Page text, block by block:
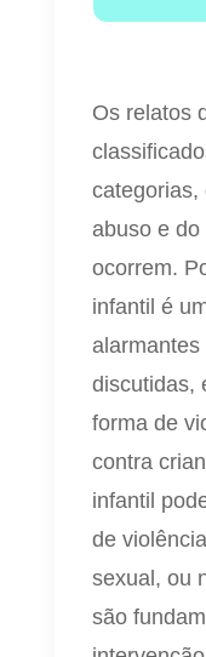
Os relatos
categorias,
abuso e
ocorrem.
infantil é
discutidas,
forma de
contra
infantil
de
sexual, ou
são